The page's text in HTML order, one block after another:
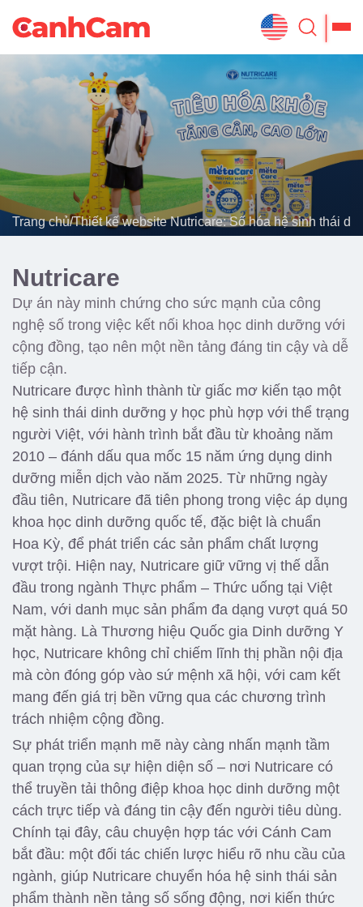
Trang Chủ
Giới Thiệu
Thiết Kế Website
Đã Thiết Kế
Dịch Vụ
Quy Trình
Blog
Trang chủ/Thiết kế website Nutricare: Số hóa hệ sinh thái
Nutricare
Dự án này minh chứng cho sức mạnh của công
nghệ số trong việc kết nối khoa học dinh dưỡng với
cộng đồng, tạo nên một nền tảng đáng tin cậy và dễ
tiếp cận.
Nutricare được hình thành từ giấc mơ kiến tạo một
hệ sinh thái dinh dưỡng y học phù hợp với thể trạng
người Việt, với hành trình bắt đầu từ khoảng năm
2010 – đánh dấu qua mốc 15 năm ứng dụng dinh
dưỡng miễn dịch vào năm 2025. Từ những ngày
đầu tiên, Nutricare đã tiên phong trong việc áp dụng
khoa học dinh dưỡng quốc tế, đặc biệt là chuẩn
Hoa Kỳ, để phát triển các sản phẩm chất lượng
vượt trội. Hiện nay, Nutricare giữ vững vị thế dẫn
đầu trong ngành Thực phẩm – Thức uống tại Việt
Nam, với danh mục sản phẩm đa dạng vượt quá 50
mặt hàng. Là Thương hiệu Quốc gia Dinh dưỡng Y
học, Nutricare không chỉ chiếm lĩnh thị phần nội địa
mà còn đóng góp vào sứ mệnh xã hội, với cam kết
mang đến giá trị bền vững qua các chương trình
trách nhiệm cộng đồng.
Sự phát triển mạnh mẽ này càng nhấn mạnh tầm
quan trọng của sự hiện diện số – nơi Nutricare có
thể truyền tải thông điệp khoa học dinh dưỡng một
cách trực tiếp và đáng tin cậy đến người tiêu dùng.
Chính tại đây, câu chuyện hợp tác với Cánh Cam
bắt đầu: một đối tác chiến lược hiểu rõ nhu cầu của
ngành, giúp Nutricare chuyển hóa hệ sinh thái sản
phẩm thành nền tảng số sống động, nơi kiến thức